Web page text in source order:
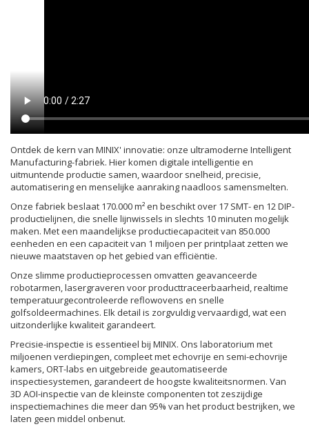
Ontdek de kern van MINIX' innovatie: onze ultramoderne Intelligent
Manufacturing-fabriek. Hier komen digitale intelligentie en
uitmuntende productie samen, waardoor snelheid, precisie,
automatisering en menselijke aanraking naadloos samensmelten.
Onze fabriek beslaat 170.000 m² en beschikt over 17 SMT- en 12 DIP-
productielijnen, die snelle lijnwissels in slechts 10 minuten mogelijk
maken. Met een maandelijkse productiecapaciteit van 850.000
eenheden en een capaciteit van 1 miljoen per printplaat zetten we
nieuwe maatstaven op het gebied van efficiëntie.
Onze slimme productieprocessen omvatten geavanceerde
robotarmen, lasergraveren voor producttraceerbaarheid, realtime
temperatuurgecontroleerde reflowovens en snelle
golfsoldeermachines. Elk detail is zorgvuldig vervaardigd, wat een
uitzonderlijke kwaliteit garandeert.
Precisie-inspectie is essentieel bij MINIX. Ons laboratorium met
miljoenen verdiepingen, compleet met echovrije en semi-echovrije
kamers, ORT-labs en uitgebreide geautomatiseerde
inspectiesystemen, garandeert de hoogste kwaliteitsnormen. Van
3D AOI-inspectie van de kleinste componenten tot zeszijdige
inspectiemachines die meer dan 95% van het product bestrijken, we
laten geen middel onbenut.